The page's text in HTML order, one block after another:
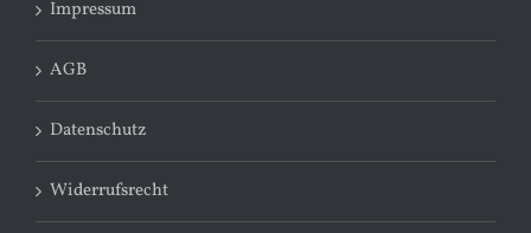
Impressum
AGB
Datenschutz
Widerrufsrecht